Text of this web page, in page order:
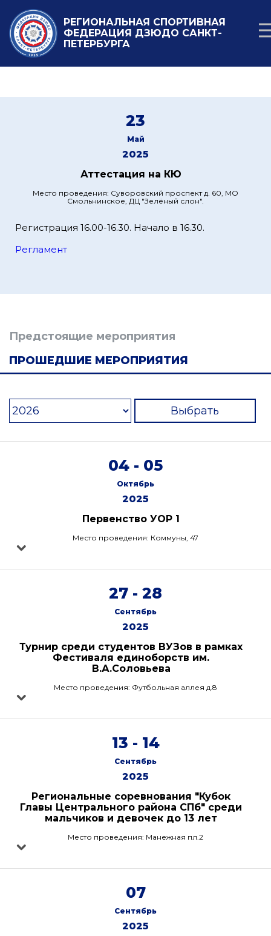
РЕГИОНАЛЬНАЯ СПОРТИВНАЯ
ФЕДЕРАЦИЯ ДЗЮДО САНКТ-
ПЕТЕРБУРГА
23
Май
2025
Аттестация на КЮ
Место проведения: Суворовский проспект д. 60, МО
Смольнинское, ДЦ "Зелёный слон".
Регистрация 16.00-16.30. Начало в 16.30.
Регламент
Предстоящие мероприятия
ПРОШЕДШИЕ МЕРОПРИЯТИЯ
Выбрать
04 - 05
Октябрь
2025
Первенство УОР 1
Место проведения: Коммуны, 47
27 - 28
Сентябрь
2025
Турнир среди студентов ВУЗов в рамках
Фестиваля единоборств им.
В.А.Соловьева
Место проведения: Футбольная аллея д.8
13 - 14
Сентябрь
2025
Региональные соревнования "Кубок
Главы Центрального района СПб" среди
мальчиков и девочек до 13 лет
Место проведения: Манежная пл.2
07
Сентябрь
2025